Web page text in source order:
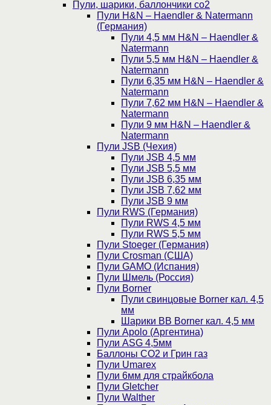
Пули, шарики, баллончики со2
Пули H&N – Haendler & Natermann
(Германия)
Пули 4,5 мм H&N – Haendler &
Natermann
Пули 5,5 мм H&N – Haendler &
Natermann
Пули 6,35 мм H&N – Haendler &
Natermann
Пули 7,62 мм H&N – Haendler &
Natermann
Пули 9 мм H&N – Haendler &
Natermann
Пули JSB (Чехия)
Пули JSB 4,5 мм
Пули JSB 5,5 мм
Пули JSB 6,35 мм
Пули JSB 7,62 мм
Пули JSB 9 мм
Пули RWS (Германия)
Пули RWS 4,5 мм
Пули RWS 5,5 мм
Пули Stoeger (Германия)
Пули Crosman (США)
Пули GAMO (Испания)
Пули Шмель (Россия)
Пули Borner
Пули свинцовые Borner кал. 4,5
мм
Шарики BB Borner кал. 4,5 мм
Пули Apolo (Аргентина)
Пули ASG 4,5мм
Баллоны CO2 и Грин газ
Пули Umarex
Пули 6мм для страйкбола
Пули Gletcher
Пули Walther